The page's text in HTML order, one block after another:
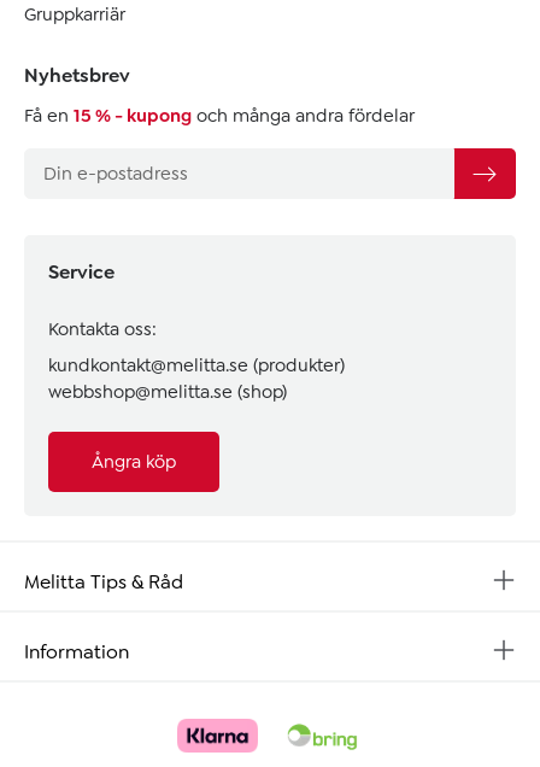
Service
Kontakta oss:
kundkontakt@melitta.se (produkter)
webbshop@melitta.se (shop)
Ångra köp
Melitta Tips & Råd
Information
Gruppkarriär
Nyhetsbrev
Få en 15 % - kupong och många andra fördelar